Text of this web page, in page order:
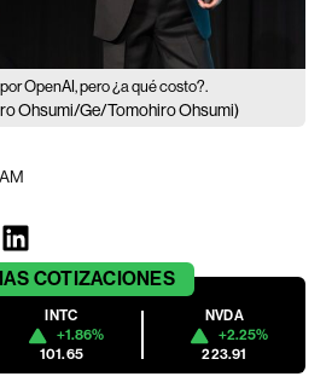
OpenAI, pero ¿a qué costo?.
Ohsumi/Ge/Tomohiro Ohsumi)
COTIZACIONES
INTC
+1.86%
101.65
NVDA
+2.25%
223.91